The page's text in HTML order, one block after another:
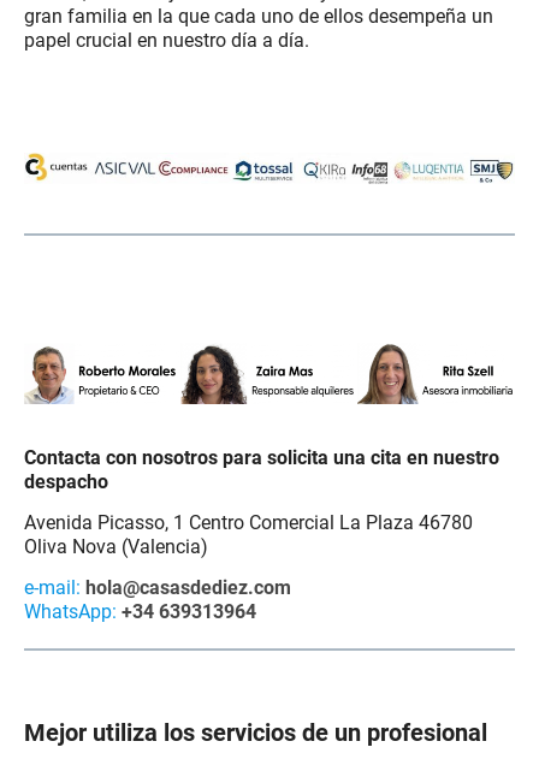
gran familia en la que cada uno de ellos desempeña un
papel crucial en nuestro día a día.
Contacta con nosotros para solicita una cita en nuestro
despacho
Avenida Picasso, 1 Centro Comercial La Plaza 46780
Oliva Nova (Valencia)
e-mail: hola@casasdediez.com
WhatsApp: +34 639313964
Mejor utiliza los servicios de un profesional